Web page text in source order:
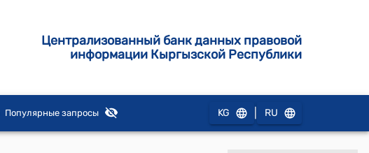
Централизованный банк данных правовой
информации Кыргызской Республики
Популярные запросы KG RU